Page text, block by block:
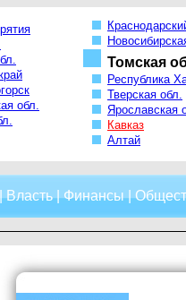
обл.
Томская
Республика
Тверская обл.
Ярославская
Кавказ
Алтай
Власть|Финансы|